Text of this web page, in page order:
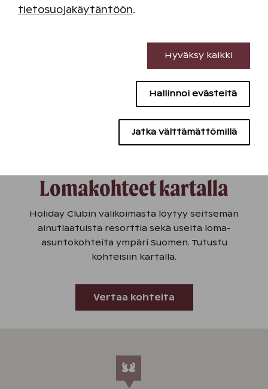
Oman lomaviikon omistajana lomailet
edut kaikissa Holiday Clubin kohteissa. Liity jo yli
125 000 omistajan joukkoon ja nauti jatkuvista
Lomakohteet kartalla
Holiday Clubin valikoimasta löytyy seitsemän
ainutlaatuista resorttia sekä useita loma-
asuntokohteita ympäri Suomen. Tutustu
kohteisiin kartalla.
Vertaa kohteita
tietosuojakäytäntöön.
Suorituskyvyn evästeet
Sisällön kohdentamisen evästeet
Jatka välttämättömillä
Hallinnoi evästeitä
Hyväksy kaikki